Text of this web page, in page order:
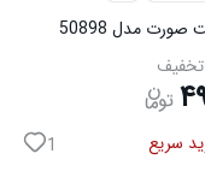
مدل 50898
تخفیف
سریع 1